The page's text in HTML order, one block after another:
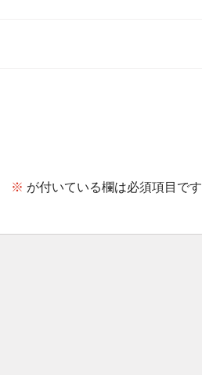
※ が付いている欄は必須項目です